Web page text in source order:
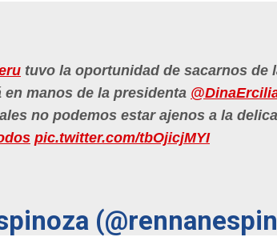
tuvo la oportunidad de sacarnos de
manos de la presidenta
no podemos estar ajenos a la
pic.twitter.com/tbOjicjMYI